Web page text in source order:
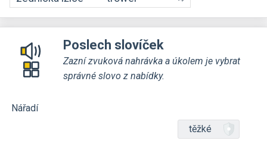
Poslech slovíček
Zazní zvuková nahrávka a úkolem je vybrat
správné slovo z nabídky.
Nářadí
těžké